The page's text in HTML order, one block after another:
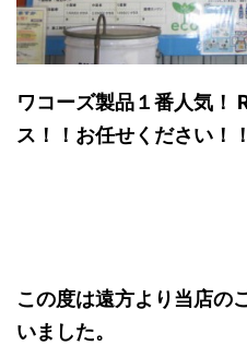
ワコーズ製品１番人気！
ス！！お任せください！
この度は遠方より当店の
いました。